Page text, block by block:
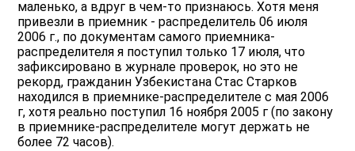
маленько, а вдруг в чем-то признаюсь. Хотя меня
привезли в приемник - распределитель 06 июля
2006 г., по документам самого приемника-
распределителя я поступил только 17 июля, что
зафиксировано в журнале проверок, но это не
рекорд, гражданин Узбекистана Стас Старков
находился в приемнике-распределителе с мая 2006
г, хотя реально поступил 16 ноября 2005 г (по закону
в приемнике-распределителе могут держать не
более 72 часов).